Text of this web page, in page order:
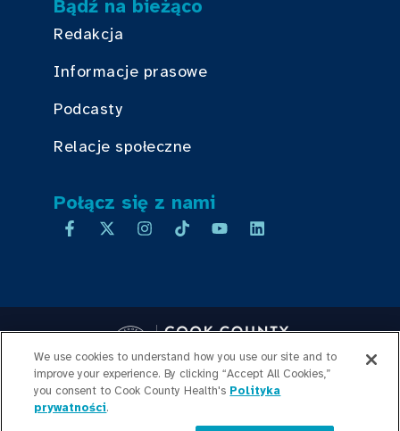
Bądź na bieżąco
Redakcja
Informacje prasowe
Podcasty
Relacje społeczne
Połącz się z nami
Copyright © 2026 Cook County Health. All Rights Reserved.
LOGOWANIE PRACOWNIKA
We use cookies to understand how you use our site and to
improve your experience. By clicking “Accept All Cookies,”
you consent to Cook County Health's Polityka
prywatności.